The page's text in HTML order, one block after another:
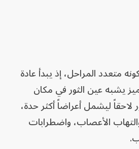
متعدد المراحل، إذ يبدأ عادة
يشبه عين الثور في مكان
لاحقاً ليشمل أعراضاً أكثر حدة،
الأعصاب، واضطرابات